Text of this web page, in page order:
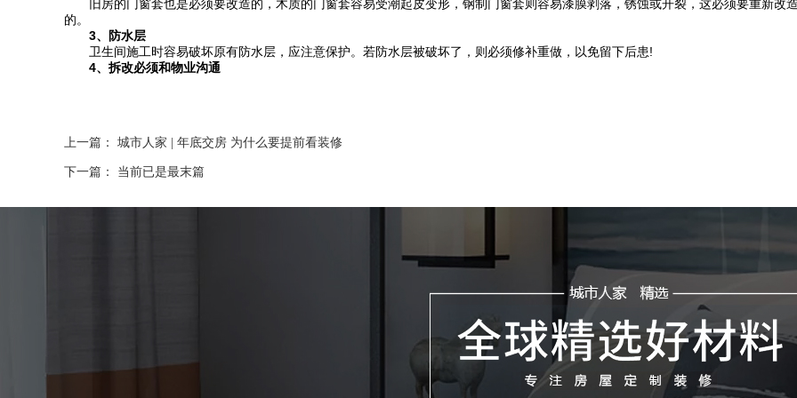
旧房的门窗套也是必须要改造的，木质的门窗套容易受潮起皮变形，钢制门窗套则容易漆膜剥落，锈蚀或开裂，这必须要重新改
的。
3、防水层
卫生间施工时容易破坏原有防水层，应注意保护。若防水层被破坏了，则必须修补重做，以免留下后患!
4、拆改必须和物业沟通
上一篇： 城市人家 | 年底交房 为什么要提前看装修
下一篇： 当前已是最末篇